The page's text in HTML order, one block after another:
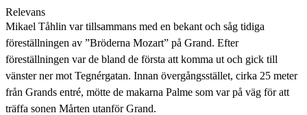
Relevans
Mikael Tåhlin var tillsammans med en bekant och såg tidiga
föreställningen av ”Bröderna Mozart” på Grand. Efter
föreställningen var de bland de första att komma ut och gick till
vänster ner mot Tegnérgatan. Innan övergångsstället, cirka 25 meter
från Grands entré, mötte de makarna Palme som var på väg för att
träffa sonen Mårten utanför Grand.